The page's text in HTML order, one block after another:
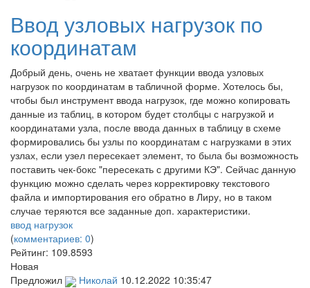
Ввод узловых нагрузок по
координатам
Добрый день, очень не хватает функции ввода узловых
нагрузок по координатам в табличной форме. Хотелось бы,
чтобы был инструмент ввода нагрузок, где можно копировать
данные из таблиц, в котором будет столбцы с нагрузкой и
координатами узла, после ввода данных в таблицу в схеме
формировались бы узлы по координатам с нагрузками в этих
узлах, если узел пересекает элемент, то была бы возможность
поставить чек-бокс "пересекать с другими КЭ". Сейчас данную
функцию можно сделать через корректировку текстового
файла и импортирования его обратно в Лиру, но в таком
случае теряются все заданные доп. характеристики.
ввод нагрузок
(комментариев: 0)
Рейтинг: 109.8593
Новая
Предложил
Николай 10.12.2022 10:35:47